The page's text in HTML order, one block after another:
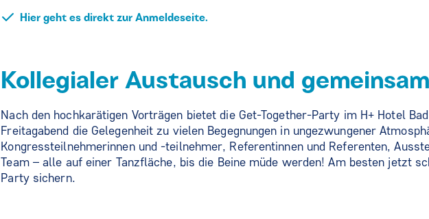
Hier geht es direkt zur Anmeldeseite.
Kollegialer Austausch und
Nach den hochkarätigen Vorträgen bietet die Get-Together-Party im H+ Hotel
Freitagabend die Gelegenheit zu vielen Begegnungen in ungezwungener
Kongressteilnehmerinnen und -teilnehmer, Referentinnen und Referenten,
Team – alle auf einer Tanzfläche, bis die Beine müde werden! Am besten jetzt
Party sichern.